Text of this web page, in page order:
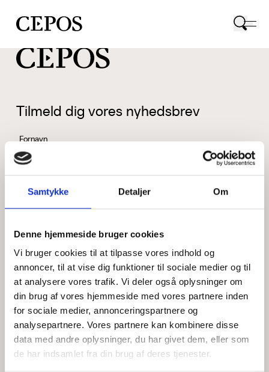
Samtykke Detaljer Om
Denne hjemmeside bruger cookies
Vi bruger cookies til at tilpasse vores indhold og
annoncer, til at vise dig funktioner til sociale medier og til
at analysere vores trafik. Vi deler også oplysninger om
din brug af vores hjemmeside med vores partnere inden
for sociale medier, annonceringspartnere og
analysepartnere. Vores partnere kan kombinere disse
data med andre oplysninger, du har givet dem, eller som
de har indsamlet fra din brug af deres tjenester.
CEPOS logo
Tilmeld dig vores nyhedsbrev
Fornavn
Efternavn
Jeg accepterer behandlingen af mine personoplysninger i
henhold tilprivatlivspolitikken